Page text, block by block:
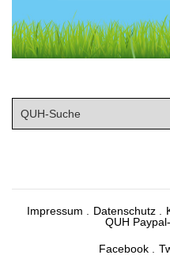
Impressum Datenschutz
QUH
Facebook